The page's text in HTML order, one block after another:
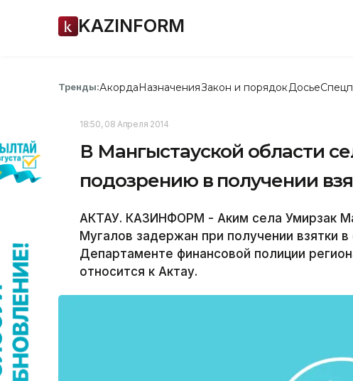
KAZINFORM
Тренды:АкордаНазначенияЗакон и порядок Досье
18:50, 08 Апреля 2014
В Мангыстауской области
подозрению в получении
АКТАУ. КАЗИНФОРМ - Аким села Умирзак
Мугалов задержан при получении взятки
Департаменте финансовой полиции
относится к Актау.